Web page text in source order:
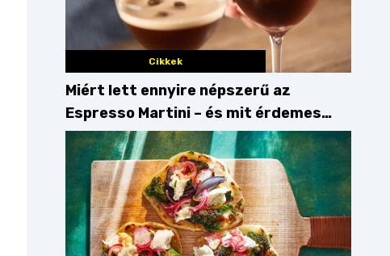
Cikkek
Miért lett ennyire népszerű az
Espresso Martini – és mit érdemes
enni mellé?